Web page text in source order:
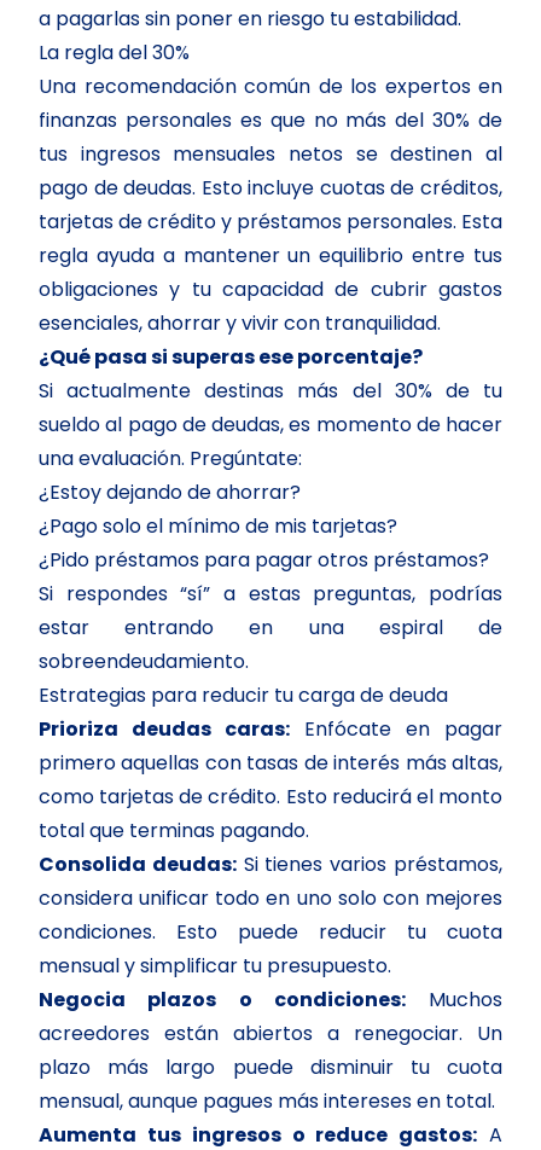
a pagarlas sin poner en riesgo tu estabilidad.
La regla del 30%
Una recomendación común de los expertos en
finanzas personales es que no más del 30% de
tus ingresos mensuales netos se destinen al
pago de deudas. Esto incluye cuotas de créditos,
tarjetas de crédito y préstamos personales. Esta
regla ayuda a mantener un equilibrio entre tus
obligaciones y tu capacidad de cubrir gastos
esenciales, ahorrar y vivir con tranquilidad.
¿Qué pasa si superas ese porcentaje?
Si actualmente destinas más del 30% de tu
sueldo al pago de deudas, es momento de hacer
una evaluación. Pregúntate:
¿Estoy dejando de ahorrar?
¿Pago solo el mínimo de mis tarjetas?
¿Pido préstamos para pagar otros préstamos?
Si respondes “sí” a estas preguntas, podrías
estar entrando en una espiral de
sobreendeudamiento.
Estrategias para reducir tu carga de deuda
Prioriza deudas caras: Enfócate en pagar
primero aquellas con tasas de interés más altas,
como tarjetas de crédito. Esto reducirá el monto
total que terminas pagando.
Consolida deudas:Si tienes varios préstamos,
considera unificar todo en uno solo con mejores
condiciones. Esto puede reducir tu cuota
mensual y simplificar tu presupuesto.
Negocia plazos o condiciones:Muchos
acreedores están abiertos a renegociar. Un
plazo más largo puede disminuir tu cuota
mensual, aunque pagues más intereses en total.
Aumenta tus ingresos o reduce gastos: A